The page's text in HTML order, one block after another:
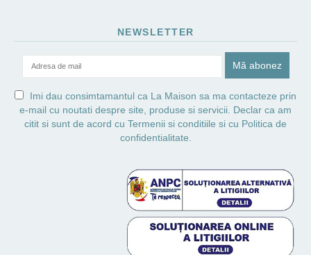
NEWSLETTER
Imi dau consimtamantul ca La Maison sa ma contacteze prin
e-mail cu noutati despre site, produse si servicii. Declar ca am
citit si sunt de acord cu Termenii si conditiile si cu Politica de
confidentialitate.